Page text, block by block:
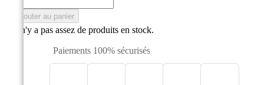
Ajouter au panier
Il n'y a pas assez de produits en stock.
Paiements 100% sécurisés